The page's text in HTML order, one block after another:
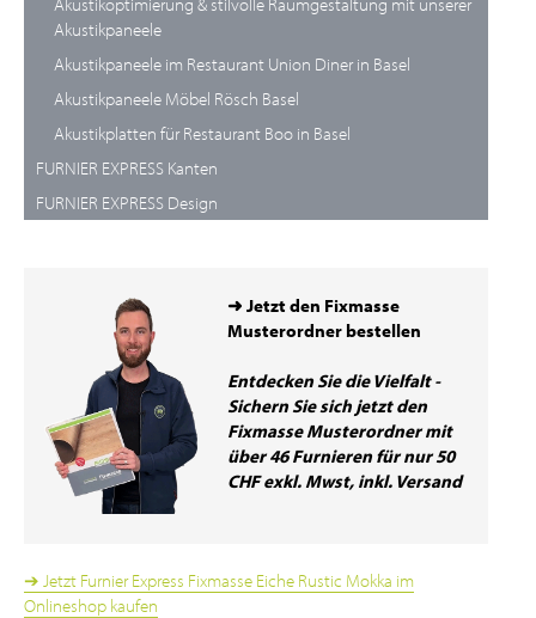
Akustikpaneele
Akustikpaneele im Restaurant Union Diner in Basel
Akustikpaneele Möbel Rösch Basel
Akustikplatten für Restaurant Boo in Basel
FURNIER EXPRESS Kanten
FURNIER EXPRESS Design
➜ Jetzt den Fixmasse
Musterordner bestellen
Entdecken Sie die Vielfalt -
Sichern Sie sich jetzt den
Fixmasse Musterordner mit
über 46 Furnieren für nur 50
CHF exkl. Mwst, inkl. Versand
➔ Jetzt Furnier Express Fixmasse Eiche Rustic Mokka im
Onlineshop kaufen